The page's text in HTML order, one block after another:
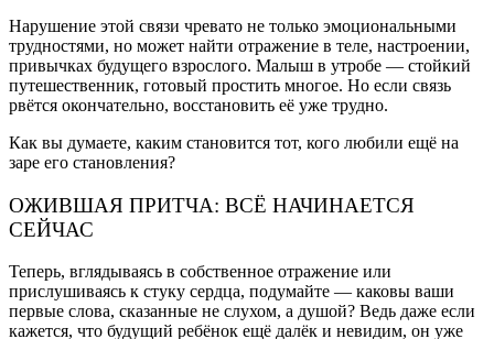
Нарушение этой связи чревато не только эмоциональными
трудностями, но может найти отражение в теле, настроении,
привычках будущего взрослого. Малыш в утробе — стойкий
путешественник, готовый простить многое. Но если связь
рвётся окончательно, восстановить её уже трудно.
Как вы думаете, каким становится тот, кого любили ещё на
заре его становления?
ОЖИВШАЯ ПРИТЧА: ВСЁ НАЧИНАЕТСЯ
СЕЙЧАС
Теперь, вглядываясь в собственное отражение или
прислушиваясь к стуку сердца, подумайте — каковы ваши
первые слова, сказанные не слухом, а душой? Ведь даже если
кажется, что будущий ребёнок ещё далёк и невидим, он уже